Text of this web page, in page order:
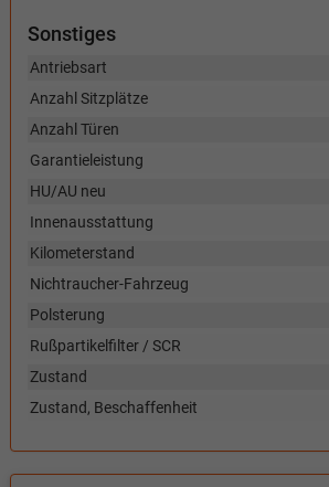
Sonstiges
Antriebsart
Anzahl Sitzplätze
Anzahl Türen
Garantieleistung
HU/AU neu
Innenausstattung
Kilometerstand
Nichtraucher-Fahrzeug
Polsterung
Rußpartikelfilter / SCR
Zustand
Zustand, Beschaffenheit